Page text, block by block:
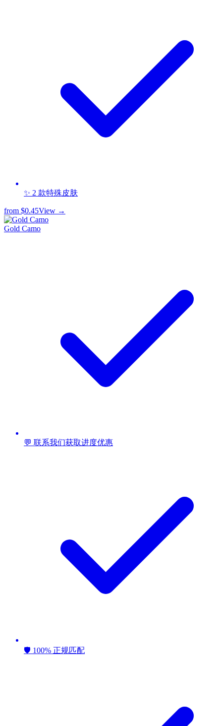
✨ 2 款特殊皮肤
from $0.45View →
Gold Camo
💬 联系我们获取进度优惠
🛡️ 100% 正规匹配